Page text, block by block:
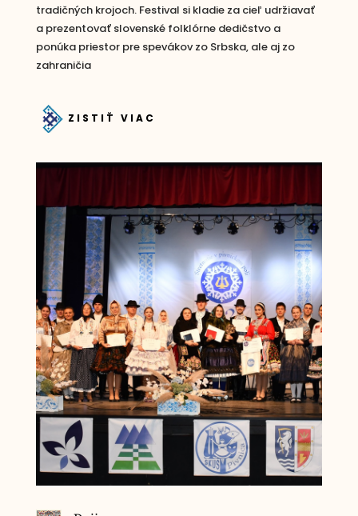
tradičných krojoch. Festival si kladie za cieľ udržiavať
a prezentovať slovenské folklórne dedičstvo a
ponúka priestor pre spevákov zo Srbska, ale aj zo
zahraničia​
ZISTIŤ VIAC